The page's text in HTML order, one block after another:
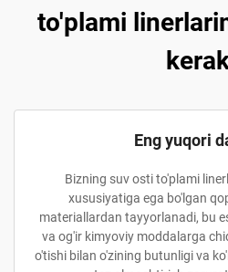
to'plami
Eng yuqori
Bizning suv osti to'plami
xususiyatiga ega bo'lgan
materiallardan tayyorlanadi, bu
va og'ir kimyoviy moddalarga
o'tishi bilan o'zining butunligi va